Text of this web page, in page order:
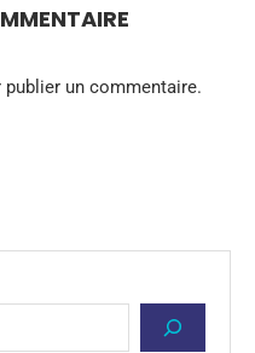
publier un commentaire.